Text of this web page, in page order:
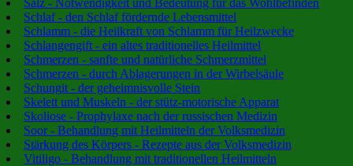
Schlaf - den Schlaf fördernde Lebensmittel
Schlamm - die Heilkraft von Schlamm für Heilzwecke
Schlangengift - ein altes traditionelles Heilmittel
Schmerzen - sanfte und natürliche Schmerzmittel
Schmerzen - durch Ablagerungen in der Wirbelsäule
Schungit - der geheimnisvolle Stein
Skelett und Muskeln - der stütz-motorische Apparat
Skoliose - Prophylaxe nach der russischen Medizin
Soor - Behandlung mit Heilmitteln der Volksmedizin
Stärkung des Körpers - Rezepte aus der Volksmedizin
Vitiligo - Behandlung mit traditionellen Heilmitteln